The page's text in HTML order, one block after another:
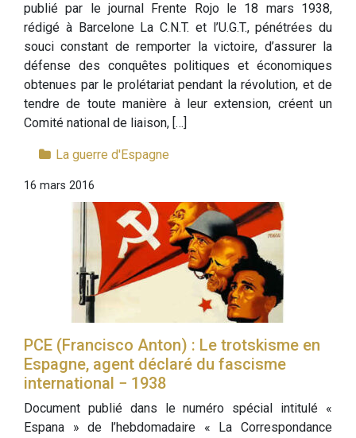
publié par le journal Frente Rojo le 18 mars 1938,
rédigé à Barcelone La C.N.T. et l’U.G.T., pénétrées du
souci constant de remporter la victoire, d’assurer la
défense des conquêtes politiques et économiques
obtenues par le prolétariat pendant la révolution, et de
tendre de toute manière à leur extension, créent un
Comité national de liaison, […]
La guerre d'Espagne
16 mars 2016
PCE (Francisco Anton) : Le trotskisme en
Espagne, agent déclaré du fascisme
international − 1938
Document publié dans le numéro spécial intitulé «
Espana » de l’hebdomadaire « La Correspondance